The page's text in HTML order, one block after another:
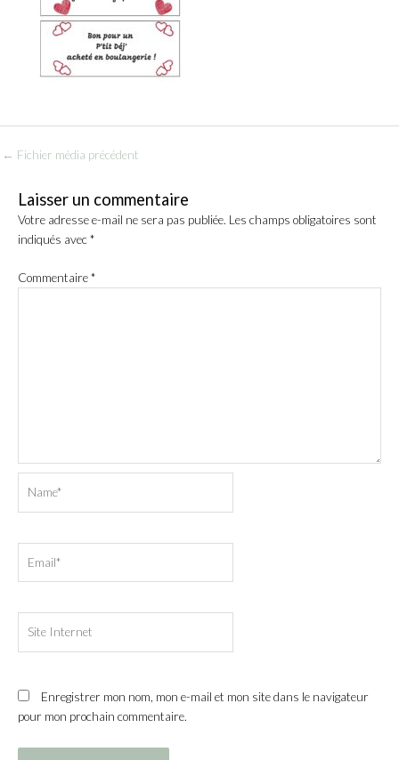
← Fichier média précédent
Laisser un commentaire
Votre adresse e-mail ne sera pas publiée. Les champs obligatoires sont
indiqués avec*
Commentaire*
Internet
Enregistrer mon nom, mon e-mail et mon site dans le navigateur
pour mon prochain commentaire.